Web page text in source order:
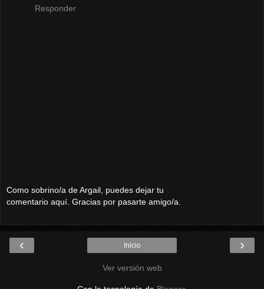
Responder
Como sobrino/a de Argail, puedes dejar tu
comentario aquí. Gracias por pasarte amigo/a.
‹ ›
Inicio
Ver versión web